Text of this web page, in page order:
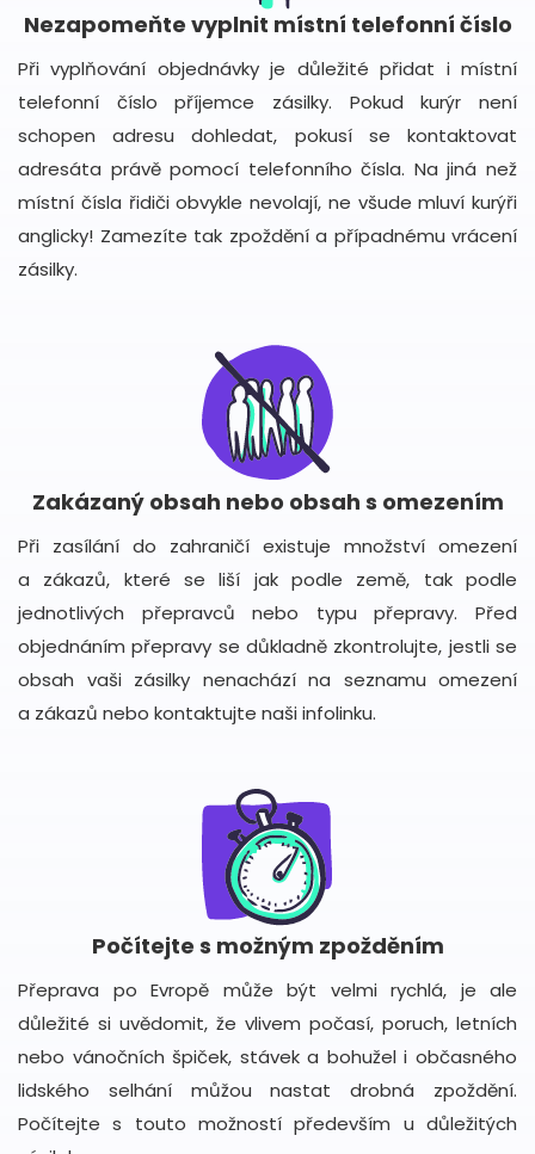
Nezapomeňte vyplnit místní telefonní číslo
Při vyplňování objednávky je důležité přidat i místní
telefonní číslo příjemce zásilky. Pokud kurýr není
schopen adresu dohledat, pokusí se kontaktovat
adresáta právě pomocí telefonního čísla. Na jiná než
místní čísla řidiči obvykle nevolají, ne všude mluví kurýři
anglicky! Zamezíte tak zpoždění a případnému vrácení
zásilky.
Zakázaný obsah nebo obsah s omezením
Při zasílání do zahraničí existuje množství omezení
a zákazů, které se liší jak podle země, tak podle
jednotlivých přepravců nebo typu přepravy. Před
objednáním přepravy se důkladně zkontrolujte, jestli se
obsah vaši zásilky nenachází na seznamu omezení
a zákazů nebo kontaktujte naši infolinku.
Počítejte s možným zpožděním
Přeprava po Evropě může být velmi rychlá, je ale
důležité si uvědomit, že vlivem počasí, poruch, letních
nebo vánočních špiček, stávek a bohužel i občasného
lidského selhání můžou nastat drobná zpoždění.
Počítejte s touto možností především u důležitých